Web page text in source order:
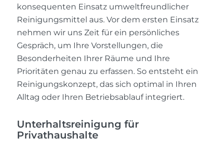
konsequenten Einsatz umweltfreundlicher
Reinigungsmittel aus. Vor dem ersten Einsatz
nehmen wir uns Zeit für ein persönliches
Gespräch, um Ihre Vorstellungen, die
Besonderheiten Ihrer Räume und Ihre
Prioritäten genau zu erfassen. So entsteht ein
Reinigungskonzept, das sich optimal in Ihren
Alltag oder Ihren Betriebsablauf integriert.
Unterhaltsreinigung für
Privathaushalte